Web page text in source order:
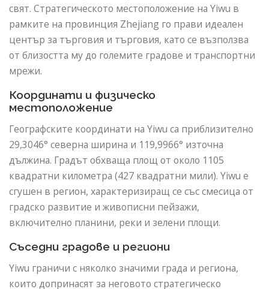
свят. Стратегическото местоположение на Yiwu в
рамките на провинция Zhejiang го прави идеален
център за търговия и търговия, като се възползва
от близостта му до големите градове и транспортни
мрежи.
Координати и физическо
местоположение
Географските координати на Yiwu са приблизително
29,3046° северна ширина и 119,9966° източна
дължина. Градът обхваща площ от около 1105
квадратни километра (427 квадратни мили). Yiwu е
сгушен в регион, характеризиращ се със смесица от
градско развитие и живописни пейзажи,
включително планини, реки и зелени площи.
Съседни градове и региони
Yiwu граничи с няколко значими града и региона,
които допринасят за неговото стратегическо